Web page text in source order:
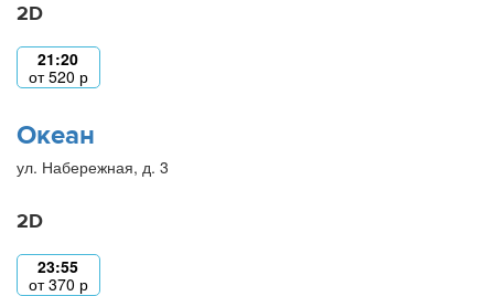
2D
21:20
от520 р
Океан
ул. Набережная, д. 3
2D
23:55
от370 р